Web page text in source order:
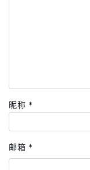
昵称 *
邮箱 *